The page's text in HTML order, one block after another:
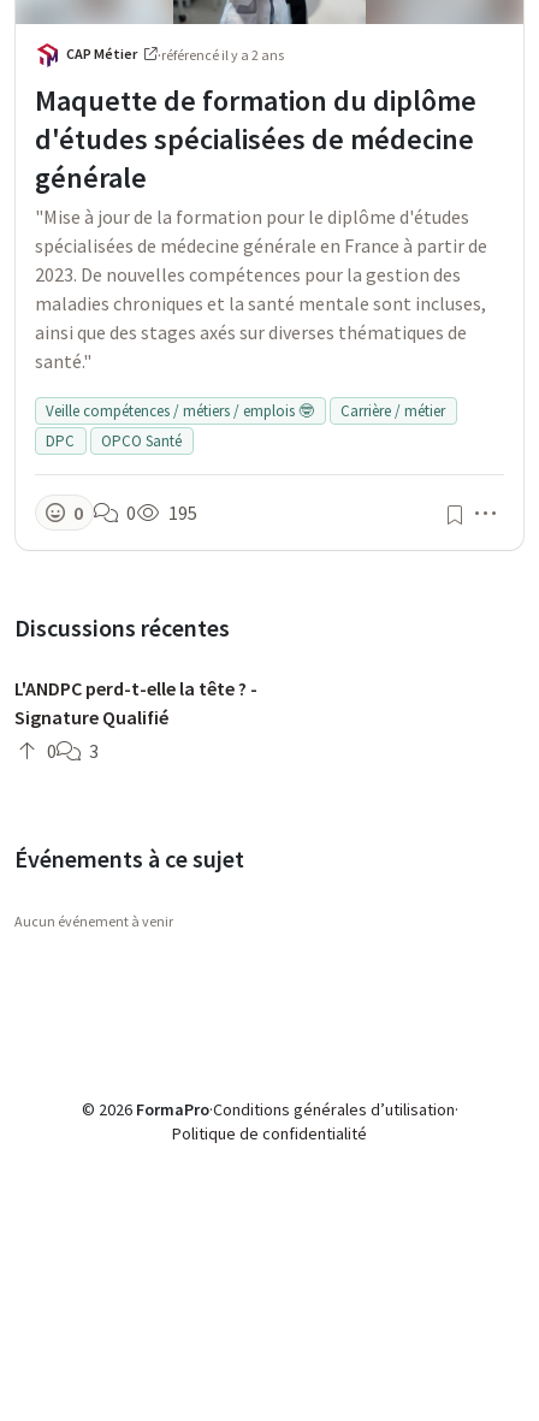
CAP Métier ·référencé il y a 2 ans
Maquette de formation du diplôme
d'études spécialisées de médecine
générale
"Mise à jour de la formation pour le diplôme d'études
spécialisées de médecine générale en France à partir de
2023. De nouvelles compétences pour la gestion des
maladies chroniques et la santé mentale sont incluses,
ainsi que des stages axés sur diverses thématiques de
santé."
Veille compétences / métiers / emplois 🤓
Carrière / métier
DPC
OPCO Santé
0 0 195
Discussions récentes
L'ANDPC perd-t-elle la tête ? -
Signature Qualifié
0
3
Événements à ce sujet
Aucun événement à venir
© 2026 FormaPro·Conditions générales d’utilisation·
Politique de confidentialité